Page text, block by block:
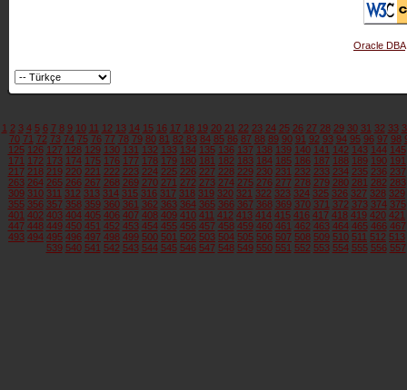
Oracle DBA
1 2 3 4 5 6 7 8 9 10 11 12 13 14 15 16 17 18 19 20 21 22 23 24 25 26 27 28 29 30 31 32 33
70 71 72 73 74 75 76 77 78 79 80 81 82 83 84 85 86 87 88 89 90 91 92 93 94 95 96 97 98
125 126 127 128 129 130 131 132 133 134 135 136 137 138 139 140 141 142 143 144 145
171 172 173 174 175 176 177 178 179 180 181 182 183 184 185 186 187 188 189 190 191
217 218 219 220 221 222 223 224 225 226 227 228 229 230 231 232 233 234 235 236 237
263 264 265 266 267 268 269 270 271 272 273 274 275 276 277 278 279 280 281 282 283
309 310 311 312 313 314 315 316 317 318 319 320 321 322 323 324 325 326 327 328 329
355 356 357 358 359 360 361 362 363 364 365 366 367 368 369 370 371 372 373 374 375
401 402 403 404 405 406 407 408 409 410 411 412 413 414 415 416 417 418 419 420 421
447 448 449 450 451 452 453 454 455 456 457 458 459 460 461 462 463 464 465 466 467
493 494 495 496 497 498 499 500 501 502 503 504 505 506 507 508 509 510 511 512 513
539 540 541 542 543 544 545 546 547 548 549 550 551 552 553 554 555 556 557